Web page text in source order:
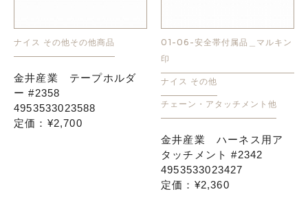
ナイス その他その他商品
金井産業 テープホルダ
ー #2358
4953533023588
定価：¥2,700
01-06-安全帯付属品＿マルキン
印
ナイス その他
チェーン・アタッチメント他
金井産業 ハーネス用ア
タッチメント #2342
4953533023427
定価：¥2,360